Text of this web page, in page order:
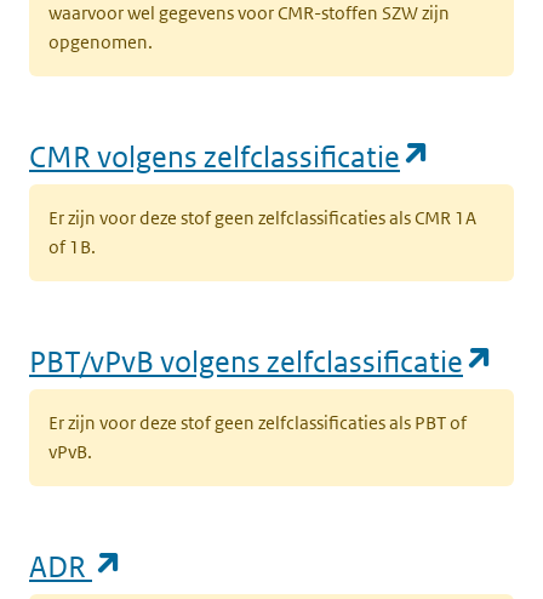
waarvoor wel gegevens voor CMR-stoffen SZW zijn
opgenomen.
CMR volgens zelfclassificatie
Er zijn voor deze stof geen zelfclassificaties als CMR 1A
of 1B.
PBT/vPvB volgens zelfclassificatie
Er zijn voor deze stof geen zelfclassificaties als PBT of
vPvB.
ADR